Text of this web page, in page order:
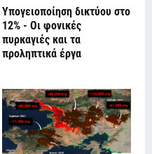
Υπογειοποίηση δικτύου στο
12% - Οι φονικές
πυρκαγιές και τα
προληπτικά έργα